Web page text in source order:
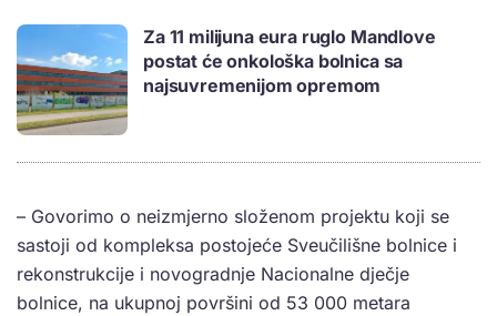
Za 11 milijuna eura ruglo Mandlove
postat će onkološka bolnica sa
najsuvremenijom opremom
– Govorimo o neizmjerno složenom projektu koji se
sastoji od kompleksa postojeće Sveučilišne bolnice i
rekonstrukcije i novogradnje Nacionalne dječje
bolnice, na ukupnoj površini od 53 000 metara